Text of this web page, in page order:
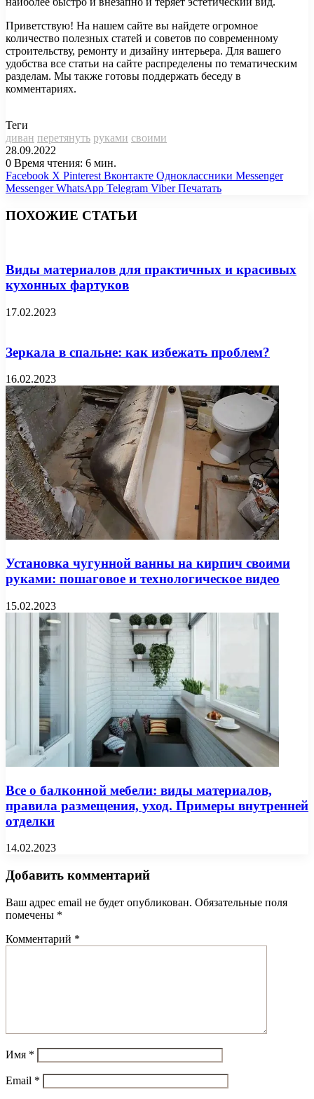
Приветствую! На нашем сайте вы найдете огромное
количество полезных статей и советов по современному
строительству, ремонту и дизайну интерьера. Для вашего
удобства все статьи на сайте распределены по тематическим
разделам. Мы также готовы поддержать беседу в
комментариях.
Теги
диван перетянуть руками своими
28.09.2022
0 Время чтения: 6 мин.
Facebook X Pinterest Вконтакте Одноклассники Messenger
Messenger WhatsApp Telegram Viber Печатать
ПОХОЖИЕ СТАТЬИ
Виды материалов для практичных и красивых
кухонных фартуков
17.02.2023
Зеркала в спальне: как избежать проблем?
16.02.2023
Установка чугунной ванны на кирпич своими
руками: пошаговое и технологическое видео
15.02.2023
Все о балконной мебели: виды материалов,
правила размещения, уход. Примеры внутренней
отделки
14.02.2023
Добавить комментарий
Ваш адрес email не будет опубликован. Обязательные поля
помечены *
Комментарий *
Имя *
Email *